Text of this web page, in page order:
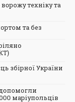
техніку та
та без
збірної України
маріупольців